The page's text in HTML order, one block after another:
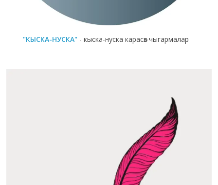
"КЫСКА-НУСКА" - кыска-нуска карасөз чыгармалар